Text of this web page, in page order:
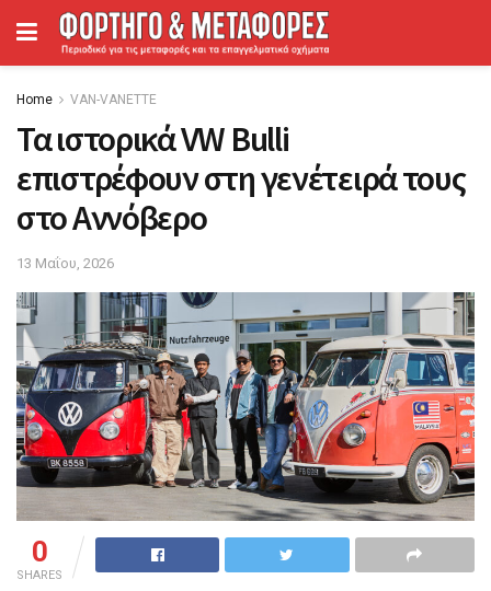
Home VAN-VANETTΕ
Τα ιστορικά VW Bulli
επιστρέφουν στη γενέτειρά τους
στο Αννόβερο
13 Μαΐου, 2026
0
SHARES